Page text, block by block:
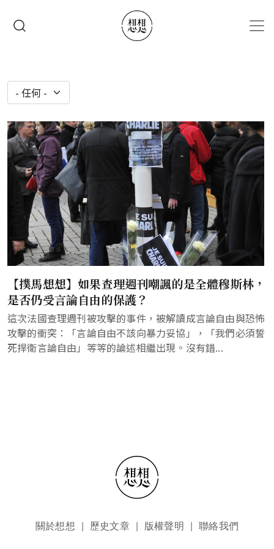
【撲馬想想】如果查理週刊嘲諷的是全體穆斯林，
是否仍受言論自由的保護？
這次法國查理週刊被攻擊的事件，被解讀成言論自由與恐怖
攻擊的衝突：「言論自由不該向暴力妥協」，「我們必須誓
死捍衛言論自由」等等的論述相繼出現。沒有錯...
頁尾選單關於想想 歷史文章 版權聲明 聯絡我們